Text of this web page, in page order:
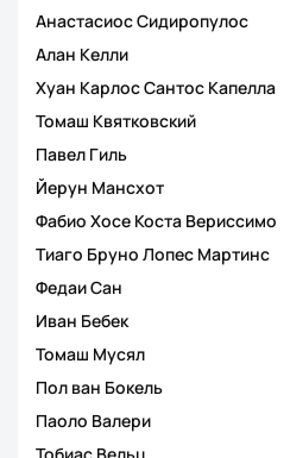
Анастасиос Сидиропулос
Алан Келли
Хуан Карлос Сантос Капелла
Томаш Квятковский
Павел Гиль
Йерун Мансхот
Фабио Хосе Коста Вериссимо
Тиаго Бруно Лопес Мартинс
Федаи Сан
Иван Бебек
Томаш Мусял
Пол ван Бокель
Паоло Валери